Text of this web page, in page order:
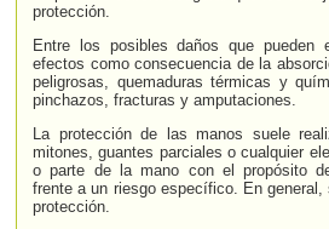
protección.
Entre los posibles daños que pueden
efectos como consecuencia de la
peligrosas, quemaduras térmicas y
pinchazos, fracturas y amputaciones.
La protección de las manos suele
mitones, guantes parciales o cualquier
o parte de la mano con el propósito
frente a un riesgo específico. En general,
protección.